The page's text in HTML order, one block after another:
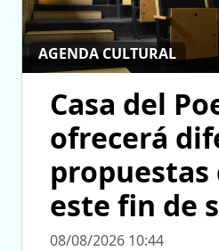
AGENDA CULTURAL
Casa del
ofrecerá
este fin de
08/08/2026 10:44